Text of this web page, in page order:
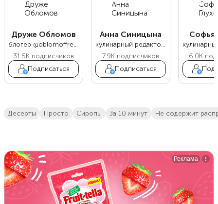
Друже Обломов
блогер @oblomoffrecipe
31.5K подписчиков
Подписаться
Анна Синицына
кулинарный редактор Food.ru
7.9K подписчиков
Подписаться
Софья
6.0K
десерты просто сиропы за 10 минут не содержит